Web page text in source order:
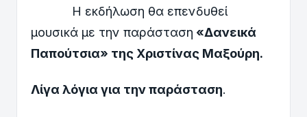
Η εκδήλωση θα επενδυθεί
μουσικά με την παράσταση «Δανεικά
Παπούτσια» της Χριστίνας Μαξούρη.
Λίγα λόγια για την παράσταση.